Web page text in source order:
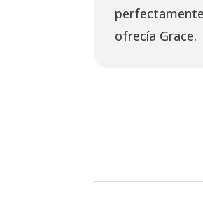
ofrecía Grace.